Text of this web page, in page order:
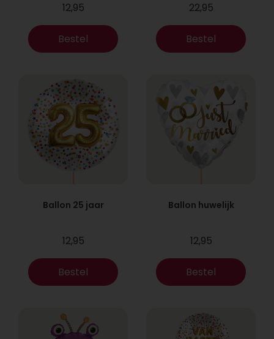
12,95
Bestel
22,95
Bestel
Ballon 25 jaar
12,95
Bestel
Ballon huwelijk
12,95
Bestel